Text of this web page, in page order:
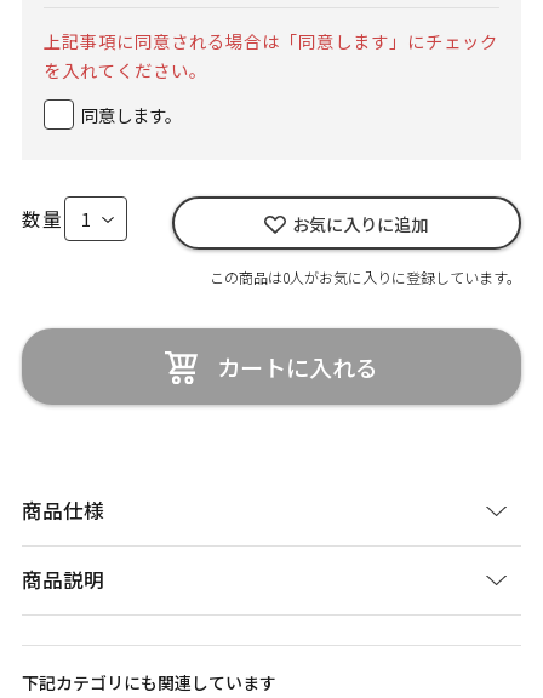
上記事項に同意される場合は「同意します」にチェック
を入れてください。
同意します。
数量 お気に入りに追加
この商品は0人がお気に入りに登録しています。
カートに入れる
商品仕様
商品説明
下記カテゴリにも関連しています